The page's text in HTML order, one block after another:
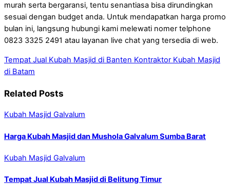
murah serta bergaransi, tentu senantiasa bisa dirundingkan
sesuai dengan budget anda. Untuk mendapatkan harga promo
bulan ini, langsung hubungi kami melewati nomer telphone
0823 3325 2491 atau layanan live chat yang tersedia di web.
Tempat Jual Kubah Masjid di Banten Kontraktor Kubah Masjid
di Batam
Related Posts
Kubah Masjid Galvalum
Harga Kubah Masjid dan Mushola Galvalum Sumba Barat
Kubah Masjid Galvalum
Tempat Jual Kubah Masjid di Belitung Timur